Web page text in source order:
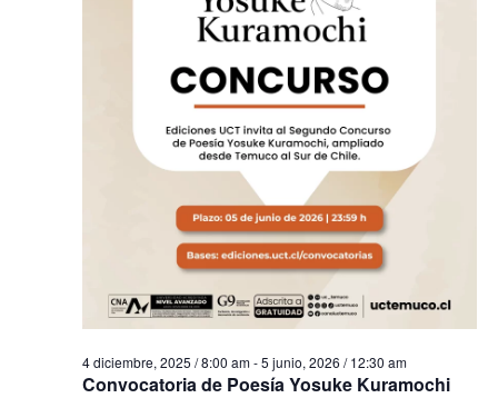
Convocatoria de Poesía Yosuke Kuramochi
4 diciembre, 2025 / 8:00 am-5 junio, 2026 / 12:30 am